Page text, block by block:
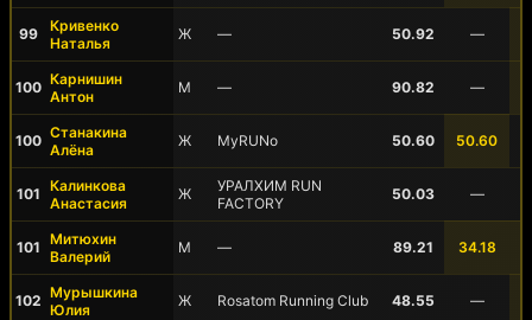
99
Кривенко
Наталья
Ж — 50.92 —
100 Карнишин
Антон
М — 90.82 —
100 Станакина
Алёна
Ж MyRUNo 50.60 50.60
101 Калинкова
Анастасия
Ж
УРАЛХИМ RUN
FACTORY
50.03 —
101 Митюхин
Валерий
М — 89.21 34.18
102 Мурышкина
Юлия
Ж Rosatom Running Club 48.55 —